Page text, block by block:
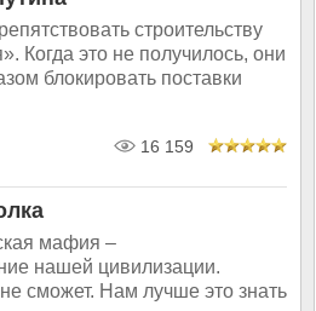
строительству
Когда это не получилось, они
блокировать поставки
16 159
мафия –
нашей цивилизации.
сможет. Нам лучше это знать